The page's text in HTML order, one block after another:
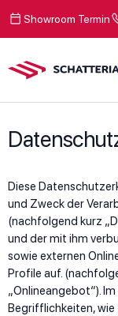
Showroom Termin
Diese
und Zweck der
(nachfolgend kurz
und der mit ihm
sowie externen
Profile auf.
„Onlineangebot“).
Begrifflichkeiten, wie